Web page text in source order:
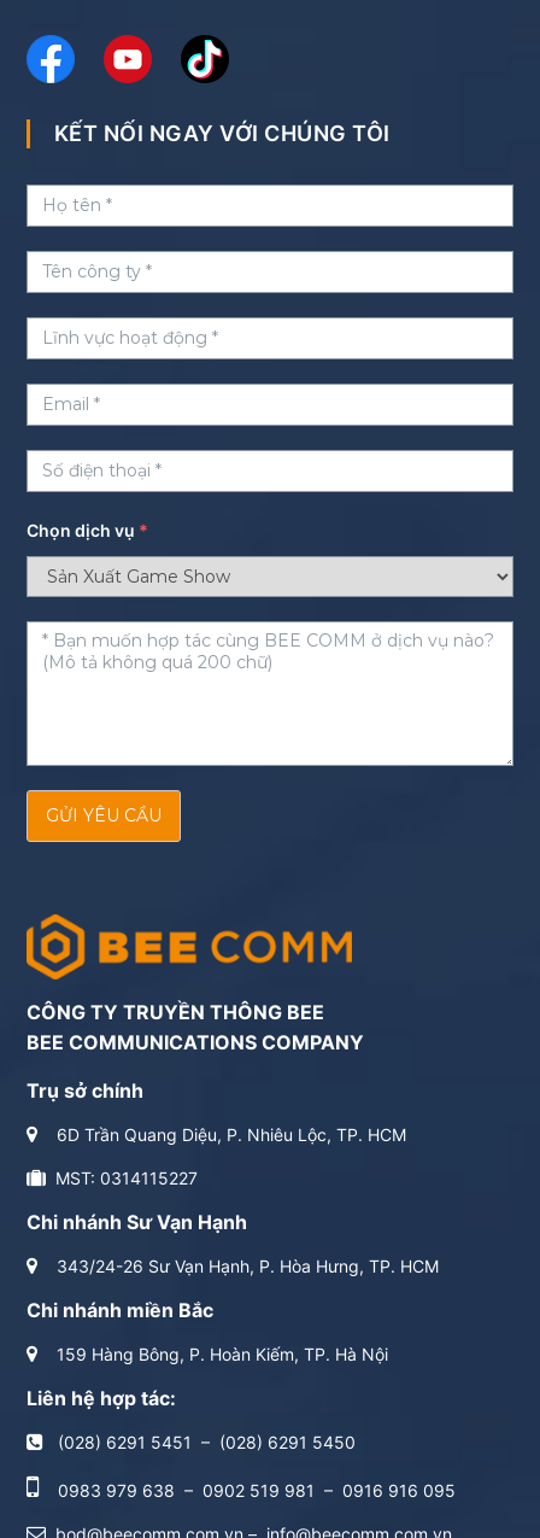
KẾT NỐI NGAY VỚI CHÚNG TÔI
Chọn dịch vụ *
GỬI YÊU CẦU
CÔNG TY TRUYỀN THÔNG BEE
BEE COMMUNICATIONS COMPANY
Trụ sở chính
6D Trần Quang Diệu, P. Nhiêu Lộc, TP. HCM
MST: 0314115227
Chi nhánh Sư Vạn Hạnh
343/24-26 Sư Vạn Hạnh, P. Hòa Hưng, TP. HCM
Chi nhánh miền Bắc
159 Hàng Bông, P. Hoàn Kiếm, TP. Hà Nội
Liên hệ hợp tác:
(028) 6291 5451 – (028) 6291 5450
0983 979 638 – 0902 519 981 – 0916 916 095